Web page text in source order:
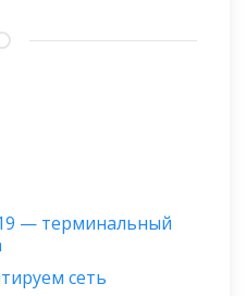
— терминальный
сеть